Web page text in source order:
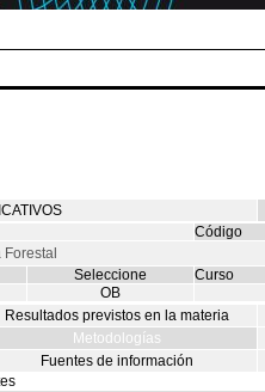
Código
Seleccione Curso
OB
Resultados previstos en la materia
Metodologías
Fuentes de información